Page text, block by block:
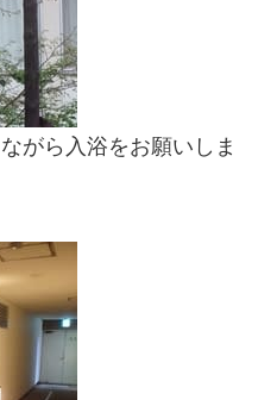
がら入浴をお願いしま